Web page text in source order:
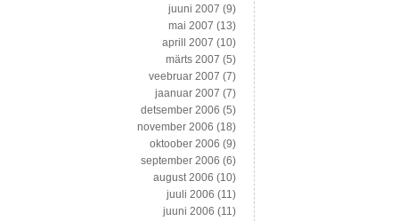
juuni 2007 (9)
mai 2007 (13)
aprill 2007 (10)
märts 2007 (5)
veebruar 2007 (7)
jaanuar 2007 (7)
detsember 2006 (5)
november 2006 (18)
oktoober 2006 (9)
september 2006 (6)
august 2006 (10)
juuli 2006 (11)
juuni 2006 (11)